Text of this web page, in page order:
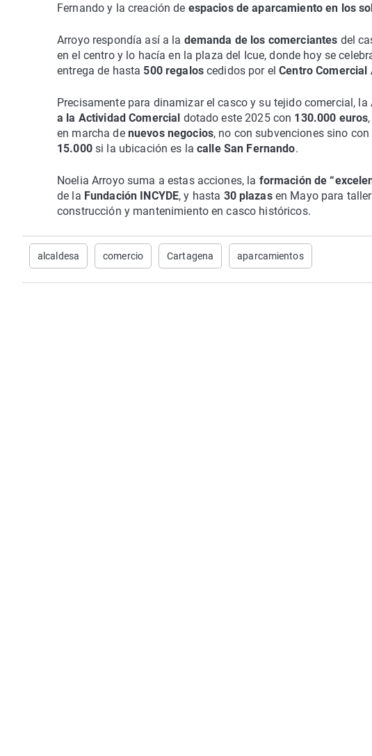
Fernando y la creación de espacios de aparcamiento en los
Arroyo respondía así a la demanda de los comerciantes del
en el centro y lo hacía en la plaza del Icue, donde hoy se
entrega de hasta 500 regaloscedidos por elCentro Comercial
Precisamente para dinamizar el casco y su tejido comercial,
a la Actividad Comercial dotado este 2025 con 130.000 euros
en marcha de nuevos negocios, no con subvenciones sino con
15.000si la ubicación es lacalle San Fernando.
Noelia Arroyo suma a estas acciones, la formación de
de la Fundación INCYDE, y hasta 30 plazasen Mayo para
construcción y mantenimiento en casco históricos.
alcaldesa comercio Cartagena aparcamientos